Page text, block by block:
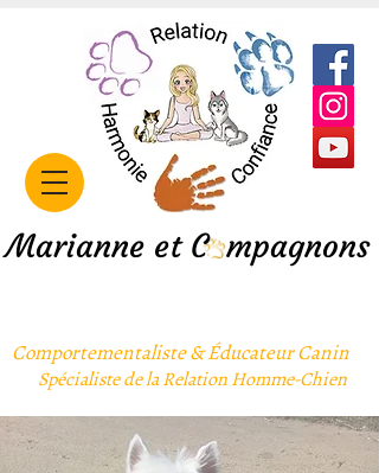
Marianne et C mpagnons
Comportementaliste & Éducateur Canin
Spécialiste de la Relation Homme-Chien